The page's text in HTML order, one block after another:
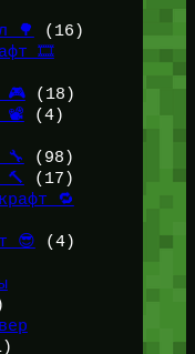
🌳
(16)
🎞️
🎮(18)
📽️ (4)
🔧
(98)
🔨
(17)
🔁
😎 (4)